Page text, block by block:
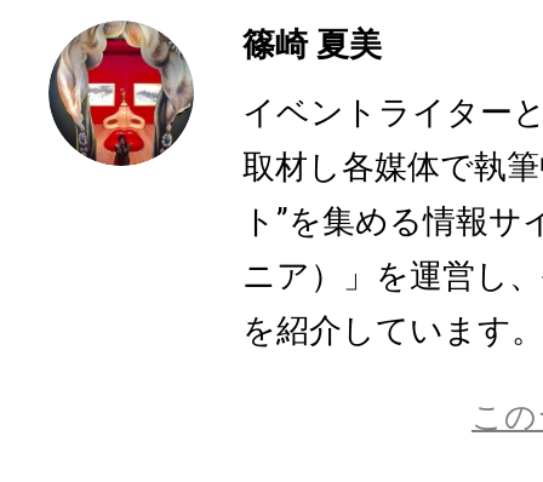
篠崎 夏美
イベントライター
取材し各媒体で執
ト”を集める情報サ
ニア）」を運営し
を紹介しています。
こ